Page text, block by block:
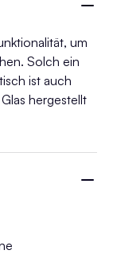
um
Solch ein
ist auch
hergestellt